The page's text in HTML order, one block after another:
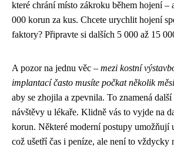
které chrání místo zákroku během hojení –
000 korun za kus. Chcete urychlit hojení
faktory? Připravte si dalších 5 000 až 15
A pozor na jednu věc – mezi kostní
implantací často musíte počkat několik
aby se zhojila a zpevnila. To znamená
návštěvy u lékaře. Klidně vás to vyjde na
korun. Některé moderní postupy umožňují
což ušetří čas i peníze, ale není to vždycky